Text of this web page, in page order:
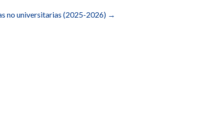
no universitarias (2025-2026) →